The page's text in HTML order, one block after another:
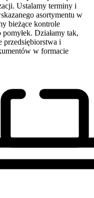
Ustalamy terminy i
asortymentu w
bieżące kontrole
Działamy tak,
przedsiębiorstwa i
w formacie